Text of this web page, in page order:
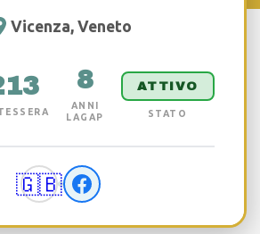
Vicenza, Veneto
8
ANNI
LAGAP
ATTIVO
STATO
🇬🇧